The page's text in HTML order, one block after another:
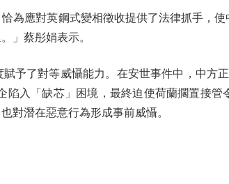
應對英鋼式變相徵收提供了法律抓手，使
」蔡彤娟表示。
了對等威懾能力。在安世事件中，中方
陷入「缺芯」困境，最終迫使荷蘭擱置接
對潛在惡意行為形成事前威懾。